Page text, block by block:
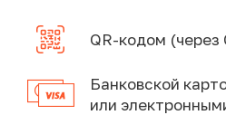
QR-кодом
Банковской
или